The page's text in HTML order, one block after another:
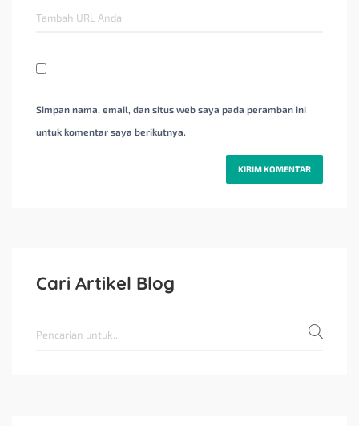
Simpan nama, email, dan situs web saya pada peramban ini
untuk komentar saya berikutnya.
Cari Artikel Blog